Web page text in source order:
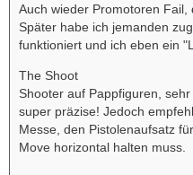
Auch wieder Promotoren Fail,
Später habe ich jemanden
funktioniert und ich eben ein
The Shoot
Shooter auf Pappfiguren,
super präzise! Jedoch
Messe, den Pistolenaufsatz
Move horizontal halten muss.